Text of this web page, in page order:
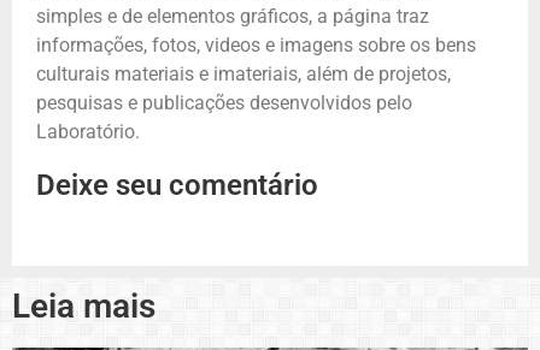
simples e de elementos gráficos, a página traz
informações, fotos, videos e imagens sobre os bens
culturais materiais e imateriais, além de projetos,
pesquisas e publicações desenvolvidos pelo
Laboratório.
Deixe seu comentário
Leia mais